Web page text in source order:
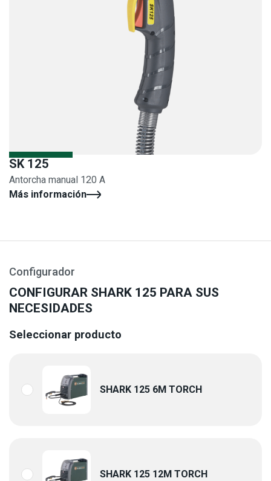
SK 125
Antorcha manual 120 A
Más información
Configurador
CONFIGURAR SHARK 125 PARA SUS
NECESIDADES
Seleccionar producto
SHARK 125 6M TORCH
SHARK 125 12M TORCH